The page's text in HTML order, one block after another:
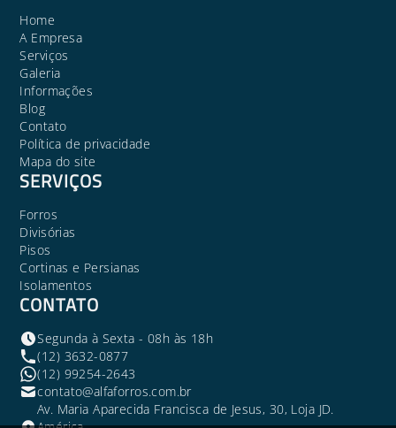
Home
A Empresa
Serviços
Galeria
Informações
Blog
Contato
Política de privacidade
Mapa do site
SERVIÇOS
Forros
Divisórias
Pisos
Cortinas e Persianas
Isolamentos
CONTATO
Segunda à Sexta - 08h às 18h
(12) 3632-0877
(12) 99254-2643
contato@alfaforros.com.br
Av. Maria Aparecida Francisca de Jesus, 30, Loja JD.